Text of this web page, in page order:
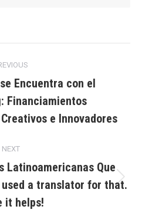
Previous
post:
Encuentra con el
Financiamientos
e Innovadores
NEXT
Next
post:
Latinoamericanas Que
used a translator for that.
it helps!